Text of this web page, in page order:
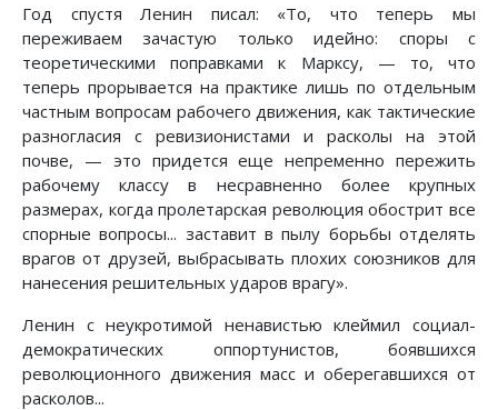
Год спустя Ленин писал: «То, что теперь мы
переживаем зачастую только идейно: споры с
теоретическими поправками к Марксу, — то, что
теперь прорывается на практике лишь по отдельным
частным вопросам рабочего движения, как тактические
разногласия с ревизионистами и расколы на этой
почве, — это придется еще непременно пережить
рабочему классу в несравненно более крупных
размерах, когда пролетарская революция обострит все
спорные вопросы... заставит в пылу борьбы отделять
врагов от друзей, выбрасывать плохих союзников для
нанесения решительных ударов врагу».
Ленин с неукротимой ненавистью клеймил социал-
демократических оппортунистов, боявшихся
революционного движения масс и оберегавшихся от
расколов...